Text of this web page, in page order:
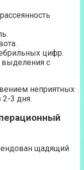
цифр.
выделения с
неприятных
2-3 дня.
щадящий